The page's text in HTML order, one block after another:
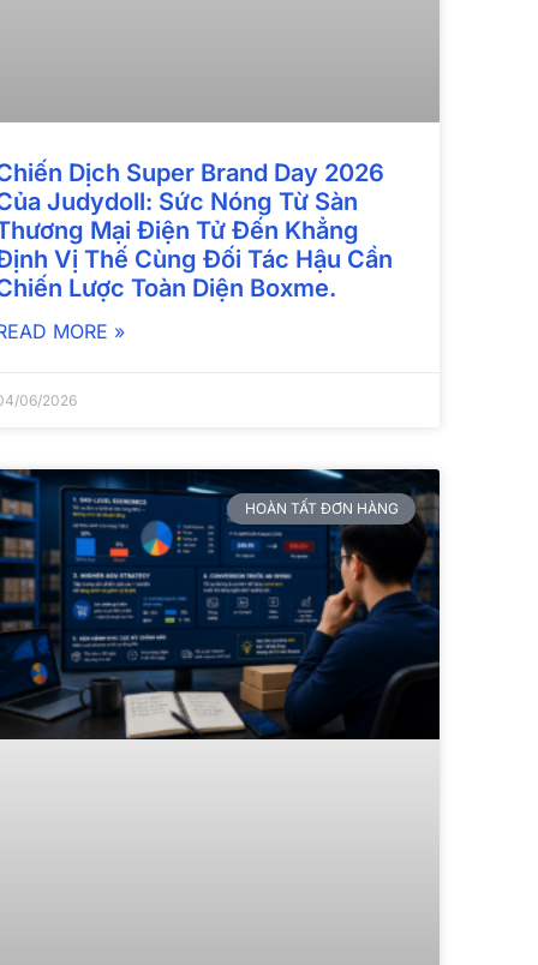
Dịch Super Brand Day 2026
Judydoll: Sức Nóng Từ Sàn
Mại Điện Tử Đến Khẳng
Vị Thế Cùng Đối Tác Hậu Cần
Lược Toàn Diện Boxme.
MORE »
06/2026
HOÀN TẤT ĐƠN HÀNG